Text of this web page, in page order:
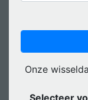
Onze